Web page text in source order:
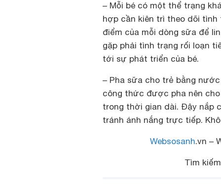
– Mỗi bé có một thể trạng
hợp cần kiên trì theo dõi
điểm của mỗi dòng sữa để
gặp phải tình trạng rối loạn
tới sự phát triển của bé.
– Pha sữa cho trẻ bằng
công thức được pha nên
trong thời gian dài. Đậy nắp
tránh ánh nắng trực tiếp.
Websosanh.vn –
Tìm